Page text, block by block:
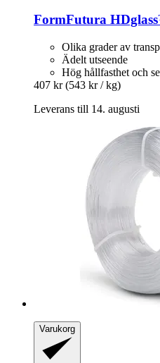
FormFutura
Olika grader av
Ädelt utseende
Hög hållfasthet och
407 kr (543 kr / kg)
Leverans till 14. augusti
Varukorg